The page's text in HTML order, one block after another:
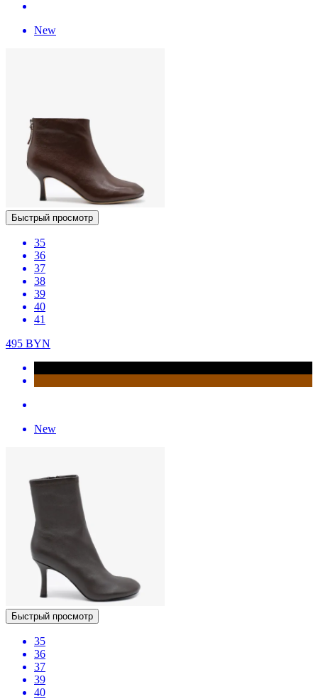
New
Быстрый просмотр
35
36
37
38
39
40
41
495 BYN
New
Быстрый просмотр
35
36
37
39
40